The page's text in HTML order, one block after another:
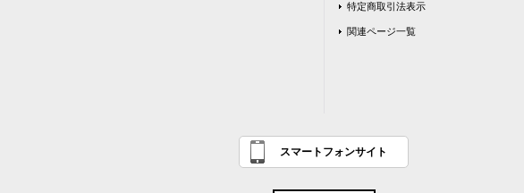
特定商取引法表示
関連ページ一覧
スマートフォンサイト